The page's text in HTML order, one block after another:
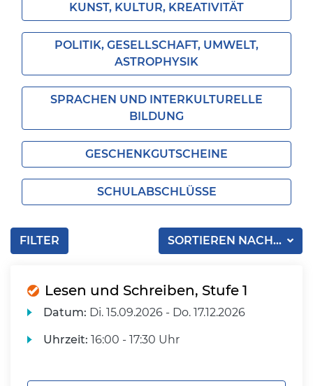
KUNST, KULTUR, KREATIVITÄT
POLITIK, GESELLSCHAFT, UMWELT,
ASTROPHYSIK
SPRACHEN UND INTERKULTURELLE
BILDUNG
GESCHENKGUTSCHEINE
SCHULABSCHLÜSSE
SORTIEREN NACH...
FILTER
Lesen und Schreiben, Stufe 1
Datum: Di. 15.09.2026 - Do. 17.12.2026
Uhrzeit: 16:00 - 17:30 Uhr